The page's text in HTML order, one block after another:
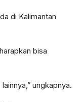
di Kalimantan
bisa
ungkapnya.